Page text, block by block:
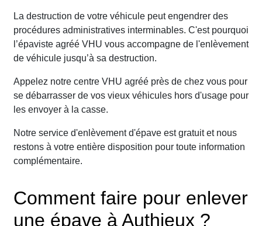
La destruction de votre véhicule peut engendrer des
procédures administratives interminables. C'est pourquoi
l’épaviste agréé VHU vous accompagne de l'enlèvement
de véhicule jusqu’à sa destruction.
Appelez notre centre VHU agréé près de chez vous pour
se débarrasser de vos vieux véhicules hors d'usage pour
les envoyer à la casse.
Notre service d'enlèvement d'épave est gratuit et nous
restons à votre entière disposition pour toute information
complémentaire.
Comment faire pour enlever
une épave à Authieux ?